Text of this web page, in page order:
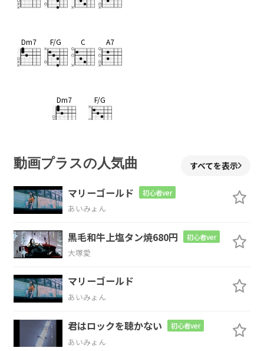
Dm7 F/G C A7
Dm7 F/G
今この
C
瞬間
A7
も
咲いてい
Dm7
る
全ては
C
溶けてい
Dm7 F/G
動画プラスの人気曲 すべてを表示
マリーゴールド 初心者ver
あいみょん
黒毛和牛上塩タン焼680円 初心者ver
大塚愛
マリーゴールド
あいみょん
君はロックを聴かない 初心者ver
あいみょん